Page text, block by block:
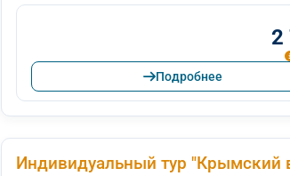
2
Подробнее
Индивидуальный тур "Крымский